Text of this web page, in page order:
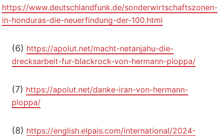
https://www.deutschlandfunk.de/sonderwirtschaftszonen-
in-honduras-die-neuerfindung-der-100.html
(6) https://apolut.net/macht-netanjahu-die-
drecksarbeit-fur-blackrock-von-hermann-ploppa/
(7) https://apolut.net/danke-iran-von-hermann-
ploppa/
(8) https://english.elpais.com/international/2024-